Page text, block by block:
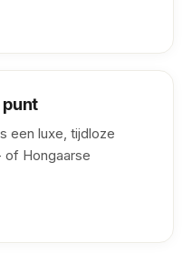
punt
een luxe, tijdloze
of Hongaarse